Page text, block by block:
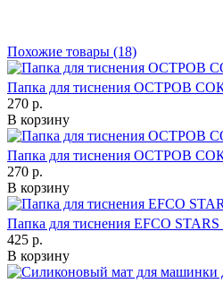
Похожие товары (18)
Папка для тиснения ОСТРОВ
270 р.
В корзину
Папка для тиснения ОСТРОВ
270 р.
В корзину
Папка для тиснения EFCO STARS
425 р.
В корзину